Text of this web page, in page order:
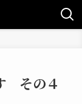
その４